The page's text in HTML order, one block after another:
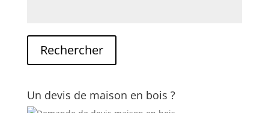
Un devis de maison en bois ?